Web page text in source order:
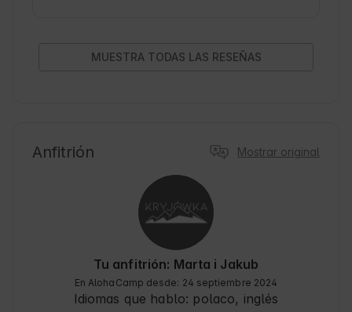
que los propietarios han pensado en todo. Si
MUESTRA TODAS LAS RESEÑAS
Anfitrión Mostrar original
Tu anfitrión: Marta i Jakub
En AlohaCamp desde: 24 septiembre 2024
Idiomas que hablo: polaco, inglés